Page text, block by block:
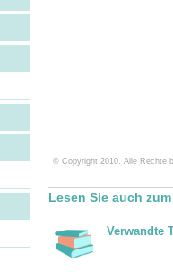
© Copyright 2010. Alle Rechte
Lesen Sie auch
Verwandte